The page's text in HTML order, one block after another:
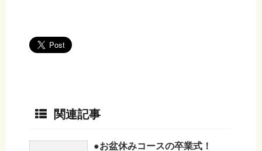
関連記事
●お盆休みコースの卒業式！